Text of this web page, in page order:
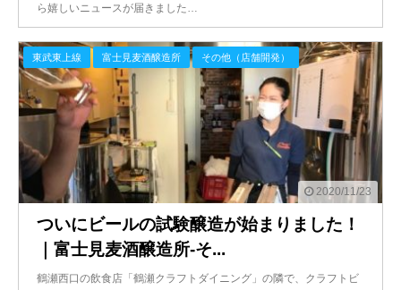
ら嬉しいニュースが届きました…
2020/11/23
東武東上線 富士見麦酒醸造所 その他（店舗開発）
ついにビールの試験醸造が始まりました！
｜富士見麦酒醸造所-そ...
鶴瀬西口の飲食店「鶴瀬クラフトダイニング」の隣で、クラフトビ